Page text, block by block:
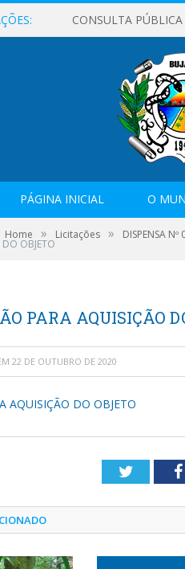
CONSULTA PÚBLICA
PÁGINA INICIAL O
Home » Licitações » DISPENSA
OBJETO
PARA AQUISIÇÃO
22 DE OUTUBRO DE 2020
AQUISIÇÃO DO OBJETO
Twitter